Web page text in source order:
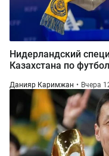
Нидерландский
Казахстана по
Данияр Каримжан Вчера